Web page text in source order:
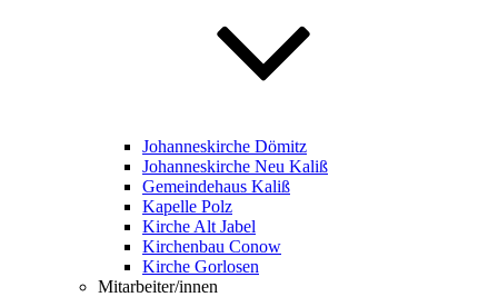
Johanneskirche Dömitz
Johanneskirche Neu Kaliß
Gemeindehaus Kaliß
Kapelle Polz
Kirche Alt Jabel
Kirchenbau Conow
Kirche Gorlosen
Mitarbeiter/innen